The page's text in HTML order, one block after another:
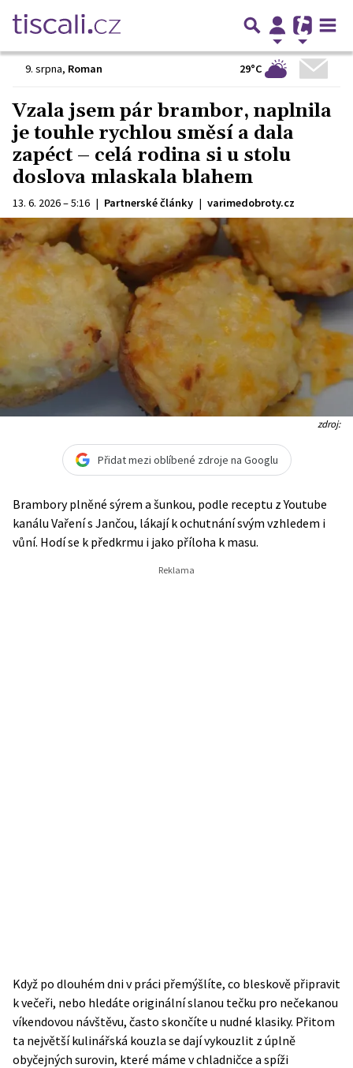
9. srpna, Roman 29°C
Vzala jsem pár brambor, naplnila
je touhle rychlou směsí a dala
zapéct – celá rodina si u stolu
doslova mlaskala blahem
13. 6. 2026 – 5:16 | Partnerské články | varimedobroty.cz
zdroj:
Přidat mezi oblíbené zdroje na Googlu
Brambory plněné sýrem a šunkou, podle receptu z Youtube
kanálu Vaření s Jančou, lákají k ochutnání svým vzhledem i
vůní. Hodí se k předkrmu i jako příloha k masu.
Když po dlouhém dni v práci přemýšlíte, co bleskově připravit
k večeři, nebo hledáte originální slanou tečku pro nečekanou
víkendovou návštěvu, často skončíte u nudné klasiky. Přitom
ta největší kulinářská kouzla se dají vykouzlit z úplně
obyčejných surovin, které máme v chladničce a spíži